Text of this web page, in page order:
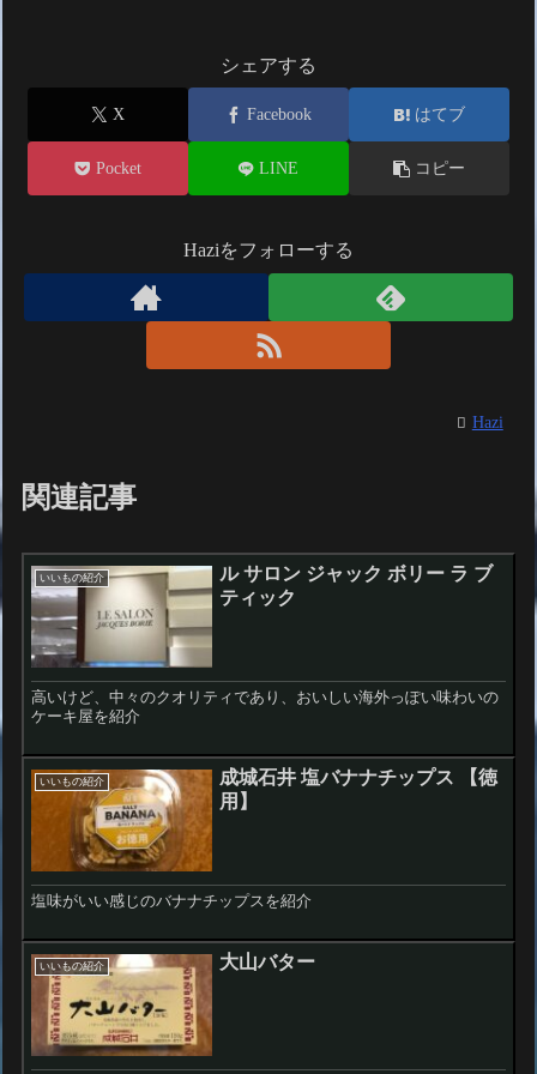
シェアする
X Facebook はてブ
Pocket LINE コピー
Haziをフォローする
Hazi
関連記事
いいもの紹介
ル サロン ジャック ボリー ラ ブ
ティック
高いけど、中々のクオリティであり、おいしい海外っぽい味わいの
ケーキ屋を紹介
いいもの紹介
成城石井 塩バナナチップス 【徳
用】
塩味がいい感じのバナナチップスを紹介
いいもの紹介 大山バター